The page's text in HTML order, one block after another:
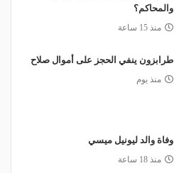
والمحاكم؟
منذ 15 ساعة
طرابزون ينفي الحجز على أموال صلاح
منذ يوم
وفاة والد ليونيل ميسي
منذ 18 ساعة